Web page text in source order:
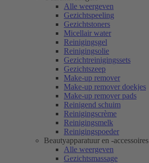
Alle weergeven
Gezichtspeeling
Gezichtstoners
Micellair water
Reinigingsgel
Reinigingsolie
Gezichtreinigingssets
Gezichtszeep
Make-up remover
Make-up remover doekjes
Make-up remover pads
Reinigend schuim
Reinigingscrème
Reinigingsmelk
Reinigingspoeder
Beautyapparatuur en -accessoires
Alle weergeven
Gezichtsmassage